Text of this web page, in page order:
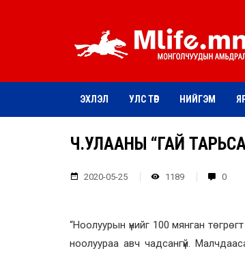
ЭХЛЭЛ УЛС ТӨР НИЙГЭМ
Ч.УЛААНЫ “ГАЙ
2020-05-25 1189 0
“Ноолуурын үнийг 100 мянган
ноолуураа авч чадсангүй.